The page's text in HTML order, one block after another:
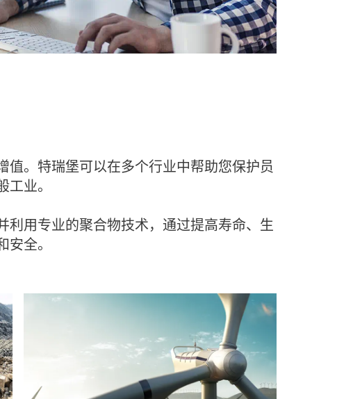
。特瑞堡可以在多个行业中帮助您保护员
业。
利用专业的聚合物技术，通过提高寿命、生
全。